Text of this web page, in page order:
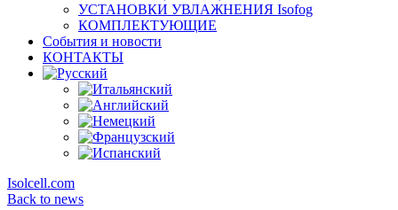
УСТАНОВКИ УВЛАЖНЕНИЯ Isofog
КОМПЛЕКТУЮЩИЕ
События и новости
КОНТАКТЫ
Isolcell.com
Back to news